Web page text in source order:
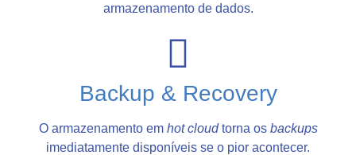
armazenamento de dados.
Backup & Recovery
O armazenamento em hot cloudtorna os backups
imediatamente disponíveis se o pior acontecer.